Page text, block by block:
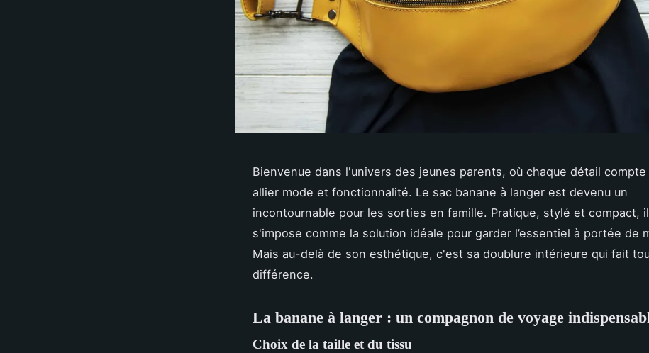
Bienvenue dans l'univers des jeunes parents, où chaque détail compte
allier mode et fonctionnalité. Le sac banane à langer est devenu un
incontournable pour les sorties en famille. Pratique, stylé et compact, il
s'impose comme la solution idéale pour garder l’essentiel à portée de
Mais au-delà de son esthétique, c'est sa doublure intérieure qui fait
différence.
La banane à langer : un compagnon de voyage
Choix de la taille et du tissu